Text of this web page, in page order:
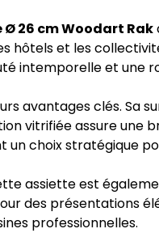
26 cm Woodart Rak
hôtels et les
intemporelle et une
avantages clés. Sa
vitrifiée assure
choix stratégique
assiette est
des présentations
professionnelles.